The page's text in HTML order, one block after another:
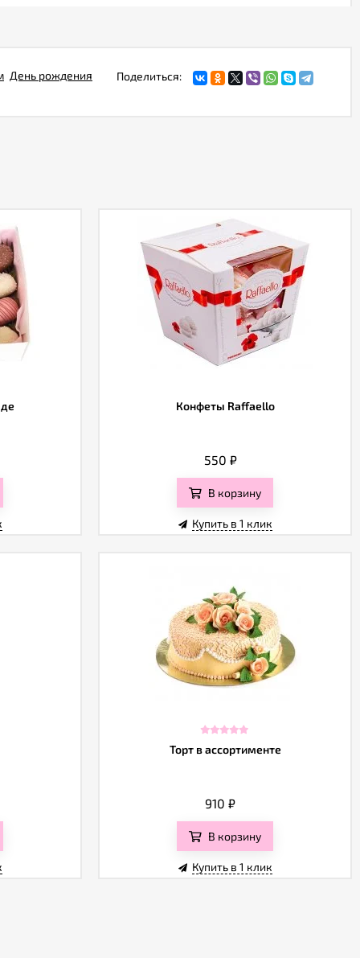
Поделиться:
День рождения
Конфеты Raffaello
550 ₽
В корзину
Купить в 1 клик
Торт в ассортименте
910 ₽
В корзину
Купить в 1 клик